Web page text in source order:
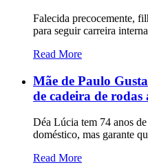
Falecida precocemente,
para seguir carreira
Read More
Mãe de Paulo
de cadeira de rodas
Déa Lúcia tem 74 anos
doméstico, mas garante
Read More